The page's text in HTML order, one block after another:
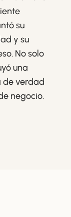
su
y su
No solo
una
de verdad
negocio.